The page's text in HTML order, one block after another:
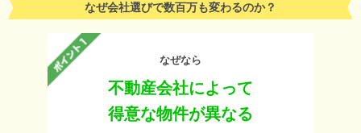
なぜ会社選びで数百万も変わるのか？
なぜなら
不動産会社によって
得意な物件が異なる